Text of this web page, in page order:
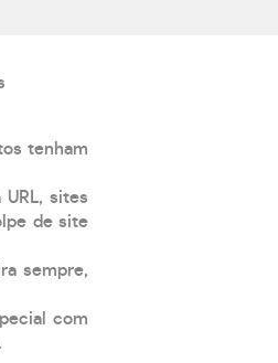
tenham
sites
de site
sempre,
com